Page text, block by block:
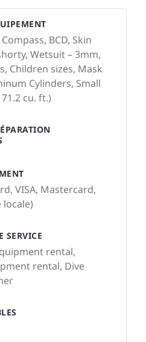
SERVICE
rental,
rental, Dive
BCD, Skin
Wetsuit – 3mm,
Children sizes, Mask
Cylinders, Small
cu. ft.)
VISA, Mastercard,
locale)